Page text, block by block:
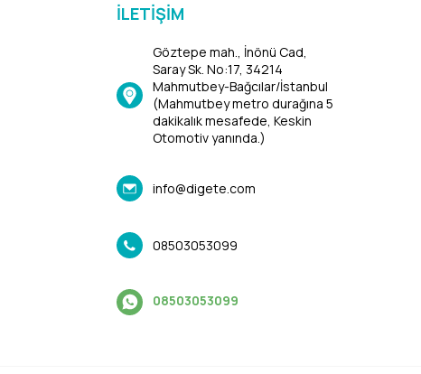
İLETIŞIM
Göztepe mah., İnönü Cad,
Saray Sk. No:17, 34214
Mahmutbey-Bağcılar/İstanbul
(Mahmutbey metro durağına 5
dakikalık mesafede, Keskin
Otomotiv yanında.)
info@digete.com
08503053099
08503053099